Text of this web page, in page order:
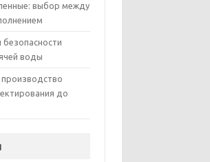
выбор между
воды
до